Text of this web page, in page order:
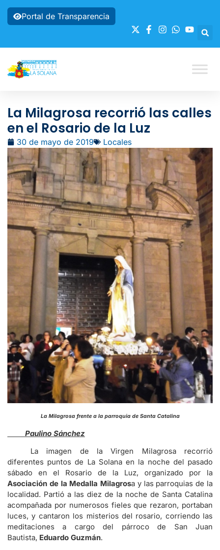
Portal de Transparencia
La Milagrosa recorrió las calles
en el Rosario de la Luz
30 de mayo de 2019 Locales
La Milagrosa frente a la parroquia de Santa Catalina
Paulino Sánchez
La imagen de la Virgen Milagrosa recorrió
diferentes puntos de La Solana en la noche del pasado
sábado en el Rosario de la Luz, organizado por la
Asociación de la Medalla Milagrosa y las parroquias de la
localidad. Partió a las diez de la noche de Santa Catalina
acompañada por numerosos fieles que rezaron, portaban
luces, y cantaron los misterios del rosario, corriendo las
meditaciones a cargo del párroco de San Juan
Bautista, Eduardo Guzmán.